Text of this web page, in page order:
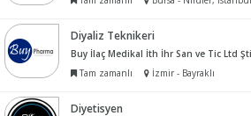
Diyaliz Teknikeri
Buy İlaç Medikal İth İhr San ve Tic Ltd Şti
Tam zamanlı
İzmir - Bayraklı
Diyetisyen